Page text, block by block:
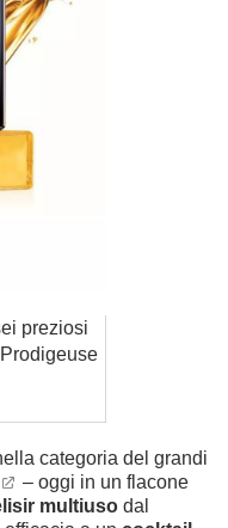
preziosi
categoria del grandi
– oggi in un flacone
multiuso dal